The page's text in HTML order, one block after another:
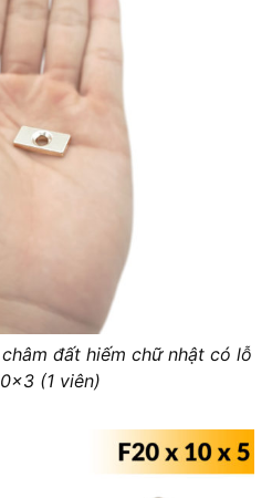
đất hiếm chữ nhật có lỗ
(1 viên)